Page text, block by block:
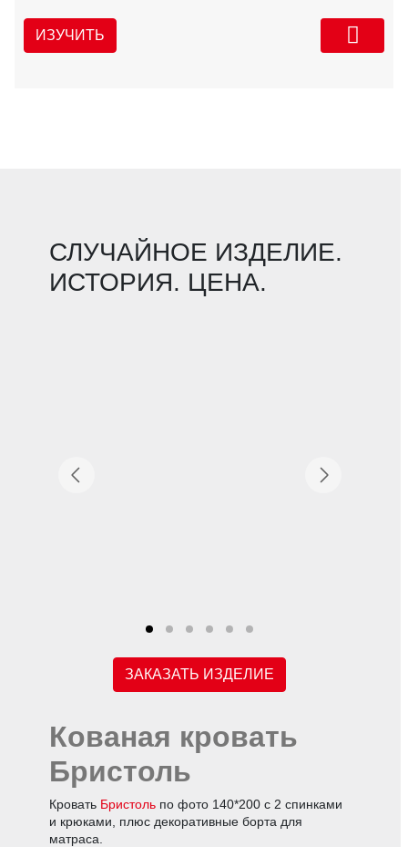
ИЗУЧИТЬ
СЛУЧАЙНОЕ ИЗДЕЛИЕ.
ИСТОРИЯ. ЦЕНА.
ЗАКАЗАТЬ ИЗДЕЛИЕ
Кованая кровать
Бристоль
Кровать Бристольпо фото 140*200 с 2 спинками
и крюками, плюс декоративные борта для
матраса.